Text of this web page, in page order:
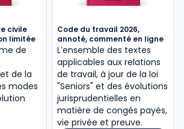
civile
limitée
de
de la
modes
Code du travail 2026,
annoté, commenté en ligne
L’ensemble des textes
applicables aux relations
de travail, à jour de la loi
"Seniors" et des évolutions
jurisprudentielles en
matière de congés payés,
vie privée et preuve.